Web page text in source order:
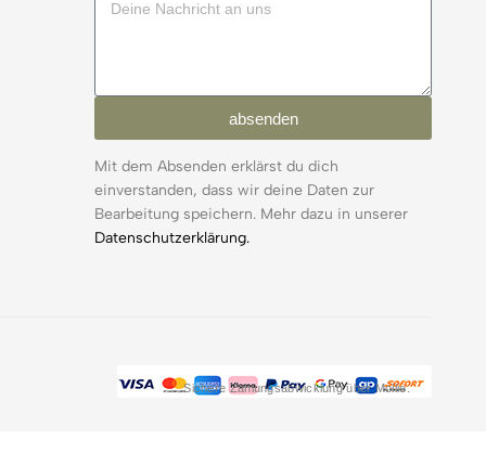
absenden
Mit dem Absenden erklärst du dich
einverstanden, dass wir deine Daten zur
Bearbeitung speichern. Mehr dazu in unserer
Datenschutzerklärung.
Sichere Zahlungsabwicklung über Mollie.